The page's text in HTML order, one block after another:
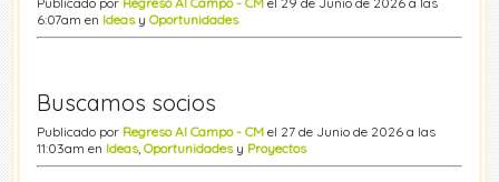
6:07am en Ideasy Oportunidades
Buscamos socios
Publicado por Regreso Al Campo - CM el 27 de Junio de 2026 a las
11:03am en Ideas, Oportunidadesy Proyectos